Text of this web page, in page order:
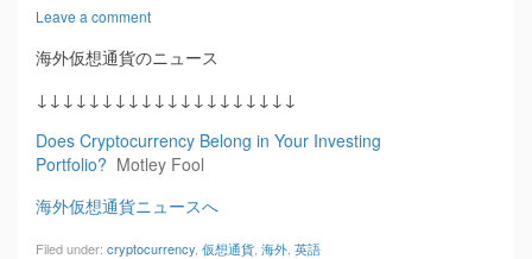
Leave a comment
海外仮想通貨のニュース
↓↓↓↓↓↓↓↓↓↓↓↓↓↓↓↓↓↓↓↓
Does Cryptocurrency Belong in Your Investing
Portfolio? Motley Fool
海外仮想通貨ニュースへ
Filed under: cryptocurrency 仮想通貨 海外 英語